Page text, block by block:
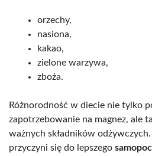
orzechy,
nasiona,
kakao,
zielone warzywa,
zboża.
Różnorodność w diecie nie tylko
zapotrzebowanie na magnez, ale
ważnych składników
przyczyni się do lepszego